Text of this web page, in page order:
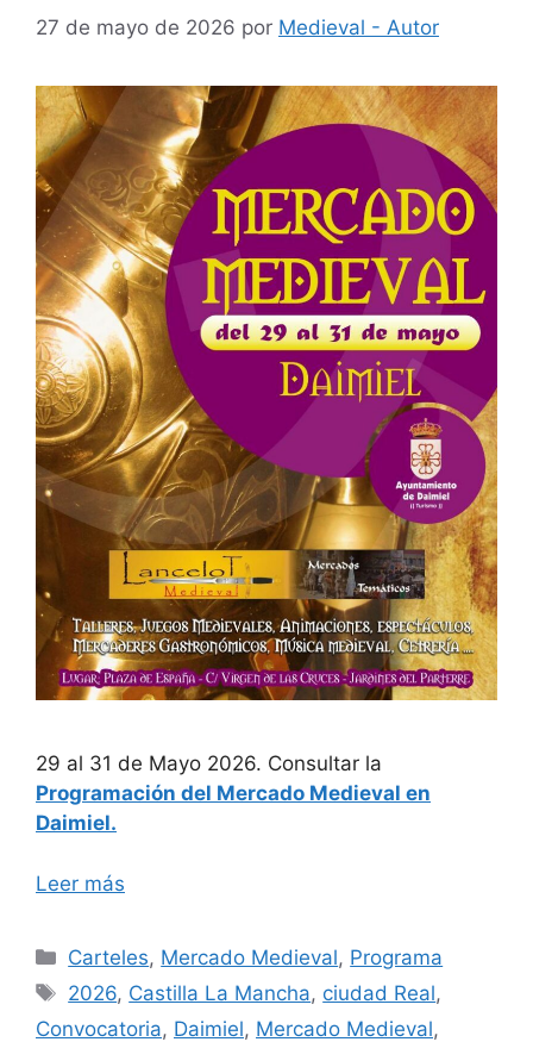
27 de mayo de 2026 por Medieval - Autor
29 al 31 de Mayo 2026. Consultar la
Programación del Mercado Medieval en
Daimiel.
Leer más
Categorías
Carteles, Mercado Medieval, Programa
Etiquetas
2026, Castilla La Mancha, ciudad Real,
Convocatoria, Daimiel, Mercado Medieval,